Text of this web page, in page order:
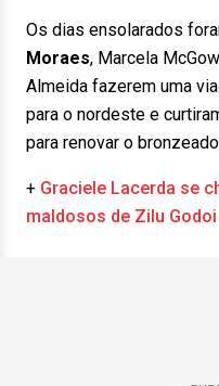
Os dias ensolarados
Moraes, Marcela
Almeida fazerem uma
para o nordeste e
para renovar o
+ Graciele Lacerda se
maldosos de Zilu Godoi